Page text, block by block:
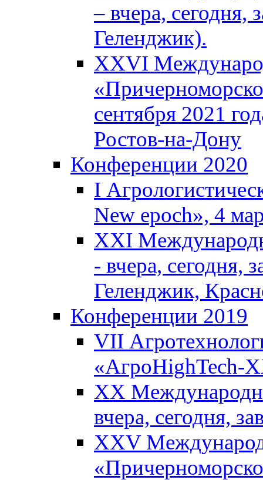
– вчера, сегодня,
Геленджик).
XXVI
сентября 2021
Ростов-на-Дону
Конференции 2020
I
New epoch», 4
XXI
- вчера, сегодня,
Геленджик,
Конференции 2019
VII
«АгроHighTech-
XX
вчера, сегодня,
XXV